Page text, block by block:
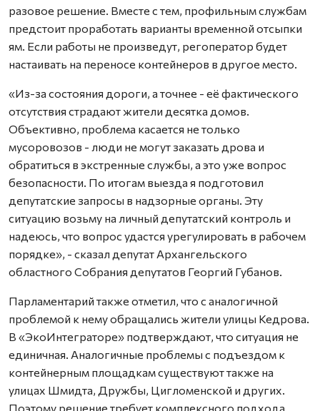
разовое решение. Вместе с тем, профильным службам
предстоит проработать варианты временной отсыпки
ям. Если работы не произведут, регоператор будет
настаивать на переносе контейнеров в другое место.
«Из-за состояния дороги, а точнее - её фактического
отсутствия страдают жители десятка домов.
Объективно, проблема касается не только
мусоровозов - люди не могут заказать дрова и
обратиться в экстренные службы, а это уже вопрос
безопасности. По итогам выезда я подготовил
депутатские запросы в надзорные органы. Эту
ситуацию возьму на личный депутатский контроль и
надеюсь, что вопрос удастся урегулировать в рабочем
порядке», - сказал депутат Архангельского
областного Собрания депутатов Георгий Губанов.
Парламентарий также отметил, что с аналогичной
проблемой к нему обращались жители улицы Кедрова.
В «ЭкоИнтеграторе» подтверждают, что ситуация не
единичная. Аналогичные проблемы с подъездом к
контейнерным площадкам существуют также на
улицах Шмидта, Дружбы, Цигломенской и других.
Поэтому решение требует комплексного подхода.